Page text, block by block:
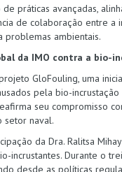
práticas avançadas,
de colaboração entre a
problemas ambientais.
da IMO contra a bio-
GloFouling, uma
pela bio-
seu compromisso
setor naval.
da Dra. Ralitsa
incrustantes. Durante o
desde as políticas